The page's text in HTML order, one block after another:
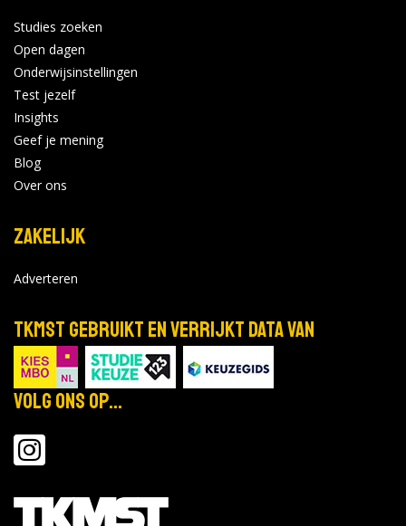
Studies zoeken
Open dagen
Onderwijsinstellingen
Test jezelf
Insights
Geef je mening
Blog
Over ons
Zakelijk
Adverteren
TKMST gebruikt en verrijkt data van
Volg ons op...